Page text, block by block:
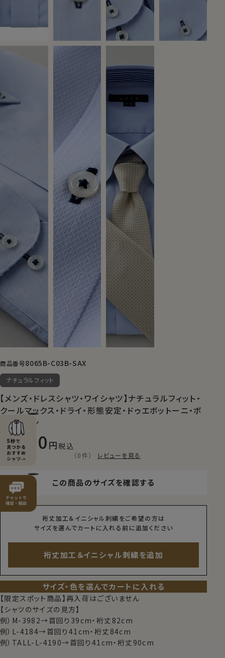
商品番号8065B-C03B-SAX
ナチュラルフィット
【メンズ・ドレスシャツ・ワイシャツ】ナチュラルフィット・
クールマックス・ドライ・形態安定・ドゥエボットーニ・ボ
タンダウン
7,150 税込
（0件） レビューを見る
この商品のサイズを確認する
裄丈加工＆イニシャル刺繍をご希望の方は
サイズを選んでカートに入れる前に追加ください
裄丈加工＆イニシャル刺繍を追加
サイズ・色を選んでカートに入れる
【限定スポット商品】再入荷はございません
【シャツのサイズの見方】
例）M-3982→首回り39cm・裄丈82cm
例）L-4184→首回り41cm・裄丈84cm
例）TALL-L-4190→首回り41cm・裄丈90cm